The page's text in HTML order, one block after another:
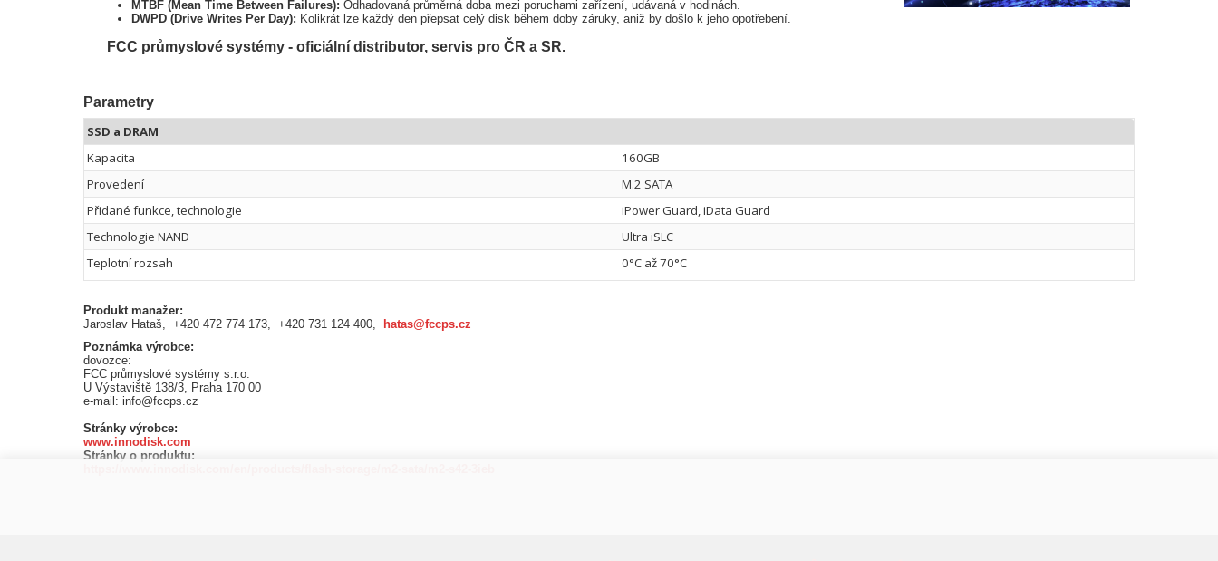
MTBF (Mean Time Between Failures): Odhadovaná průměrná doba mezi poruchami zařízení, udávaná v hodinách.
DWPD (Drive Writes Per Day): Kolikrát lze každý den přepsat celý disk během doby záruky, aniž by došlo k jeho opotřebení.
FCC průmyslové systémy - oficiální distributor, servis pro ČR a SR.
Parametry
SSD a DRAM
Kapacita
160GB
Provedení
M.2 SATA
Přidané funkce, technologie
iPower Guard, iData Guard
Technologie NAND
Ultra iSLC
Teplotní rozsah
0°C až 70°C
Produkt manažer:
Jaroslav Hataš, +420 472 774 173, +420 731 124 400, hatas@fccps.cz
Poznámka výrobce:
dovozce:
FCC průmyslové systémy s.r.o.
U Výstaviště 138/3, Praha 170 00
e-mail: info@fccps.cz
Stránky výrobce:
www.innodisk.com
Stránky o produktu: